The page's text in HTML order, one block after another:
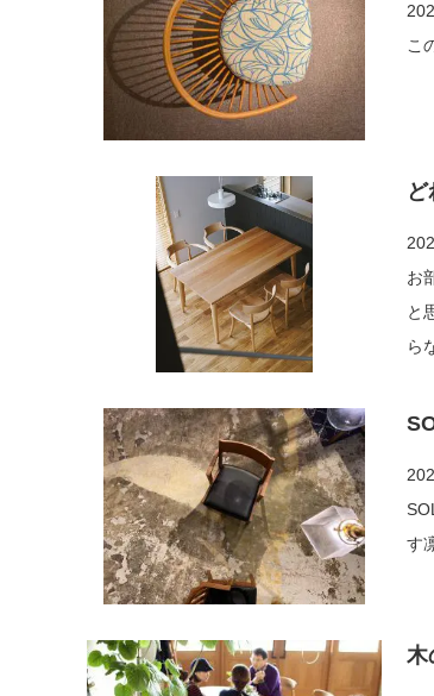
この
お部屋に
と思って
らなく
SOLID
木